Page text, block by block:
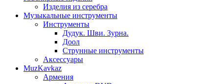
Изделия из серебра
Музыкальные инструменты
Инструменты
Дудук. Шви. Зурна.
Доол
Струнные инструменты
Аксессуары
MuzKavkaz
Армения